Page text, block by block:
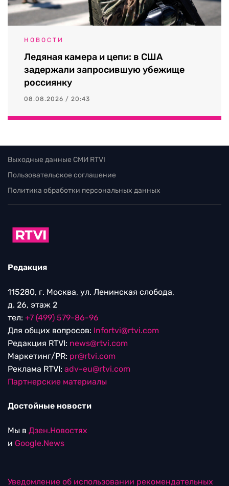
НОВОСТИ
Ледяная камера и цепи: в США
задержали запросившую убежище
россиянку
08.08.2026 / 20:43
Выходные данные СМИ RTVI
Пользовательское соглашение
Политика обработки персональных данных
Редакция
115280, г. Москва, ул. Ленинская слобода,
д. 26, этаж 2
тел: +7 (499) 579-86-96
Для общих вопросов: Infortvi@rtvi.com
Редакция RTVI: news@rtvi.com
Маркетинг/PR: pr@rtvi.com
Реклама RTVI: adv-eu@rtvi.com
Партнерские материалы
Достойные новости
Мы в Дзен.Новостях
и Google.News
Уведомление об использовании рекомендательных